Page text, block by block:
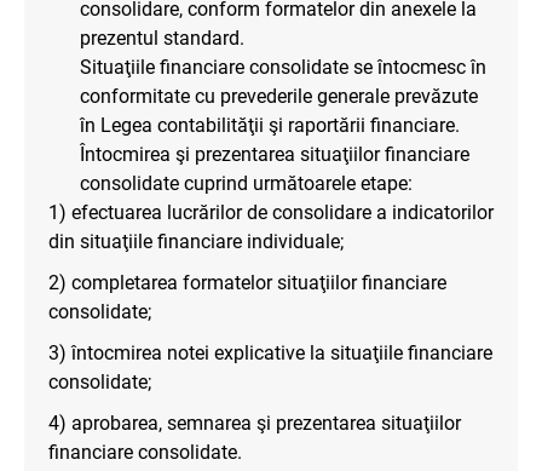
consolidare, conform formatelor din anexele la
prezentul standard.
Situaţiile financiare consolidate se întocmesc în
conformitate cu prevederile generale prevăzute
în Legea contabilităţii şi raportării financiare.
Întocmirea şi prezentarea situaţiilor financiare
consolidate cuprind următoarele etape:
1) efectuarea lucrărilor de consolidare a indicatorilor
din situaţiile financiare individuale;
2) completarea formatelor situaţiilor financiare
consolidate;
3) întocmirea notei explicative la situaţiile financiare
consolidate;
4) aprobarea, semnarea şi prezentarea situaţiilor
financiare consolidate.